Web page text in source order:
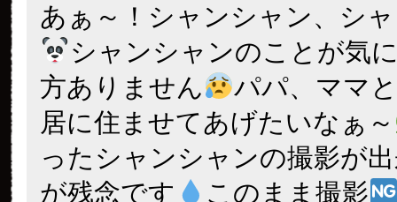
あぁ～！シャンシャン、シ
シャンシャンのことが気
方ありません
パパ、ママ
居に住ませてあげたいなぁ～
ったシャンシャンの撮影が
が残念です
このまま撮影